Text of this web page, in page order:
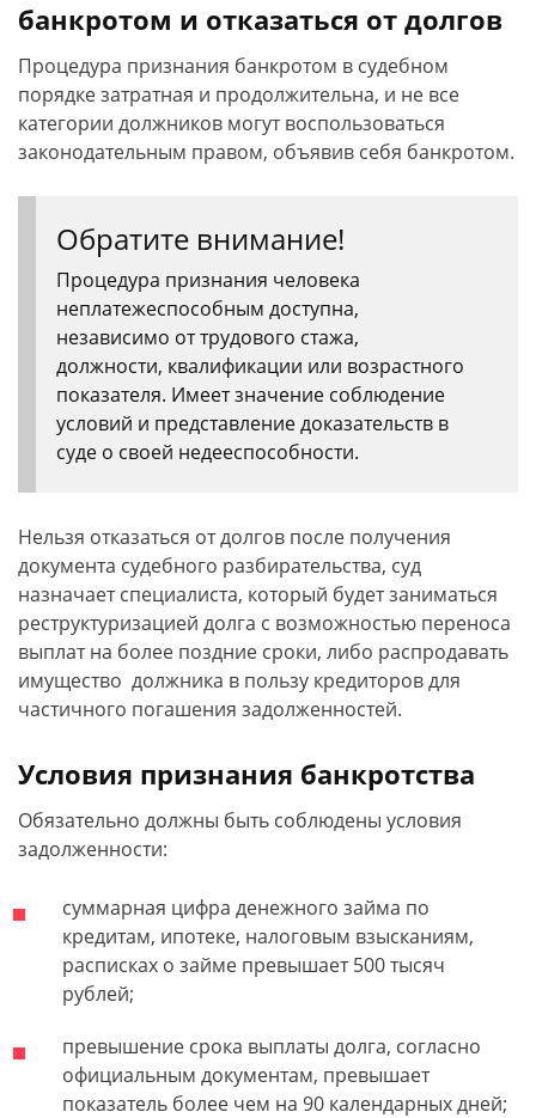
банкротом и отказаться от долгов
Процедура признания банкротом в судебном
порядке затратная и продолжительна, и не все
категории должников могут воспользоваться
законодательным правом, объявив себя банкротом.
Обратите внимание!
Процедура признания человека
неплатежеспособным доступна,
независимо от трудового стажа,
должности, квалификации или возрастного
показателя. Имеет значение соблюдение
условий и представление доказательств в
суде о своей недееспособности.
Нельзя отказаться от долгов после получения
документа судебного разбирательства, суд
назначает специалиста, который будет заниматься
реструктуризацией долга с возможностью переноса
выплат на более поздние сроки, либо распродавать
имущество должника в пользу кредиторов для
частичного погашения задолженностей.
Условия признания банкротства
Обязательно должны быть соблюдены условия
задолженности:
суммарная цифра денежного займа по
кредитам, ипотеке, налоговым взысканиям,
расписках о займе превышает 500 тысяч
рублей;
превышение срока выплаты долга, согласно
официальным документам, превышает
показатель более чем на 90 календарных дней;